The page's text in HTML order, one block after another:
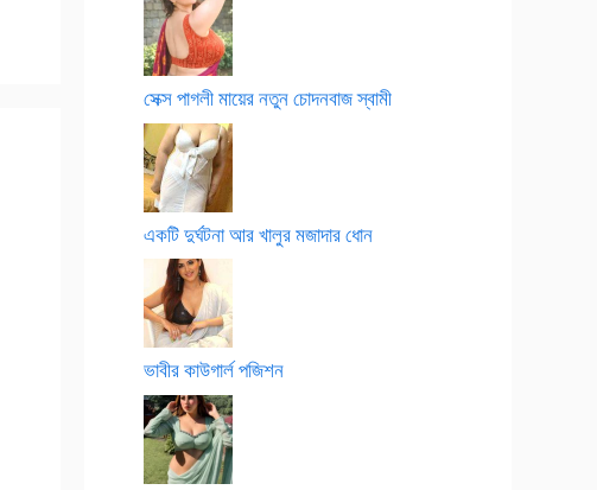
সেক্স পাগলী মায়ের নতুন চোদনবাজ স্বামী
একটি দুর্ঘটনা আর খালুর মজাদার ধোন
ভাবীর কাউগার্ল পজিশন